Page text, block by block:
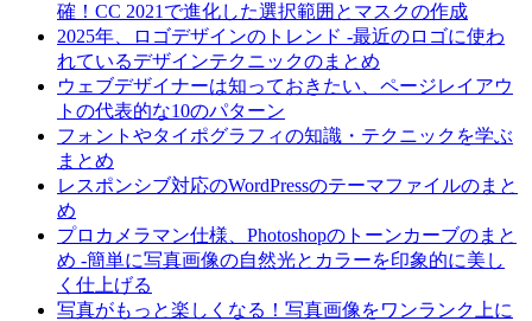
確！CC 2021で進化した選択範囲とマスクの作成
2025年、ロゴデザインのトレンド -最近のロゴに使わ
れているデザインテクニックのまとめ
ウェブデザイナーは知っておきたい、ページレイアウ
トの代表的な10のパターン
フォントやタイポグラフィの知識・テクニックを学ぶ
まとめ
レスポンシブ対応のWordPressのテーマファイルのまと
め
プロカメラマン仕様、Photoshopのトーンカーブのまと
め -簡単に写真画像の自然光とカラーを印象的に美し
く仕上げる
写真がもっと楽しくなる！写真画像をワンランク上に